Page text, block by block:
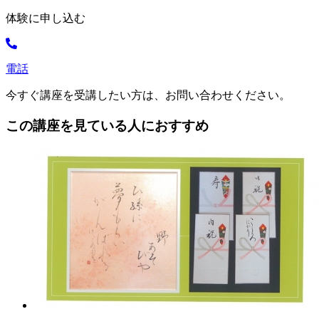
体験に申し込む
電話
今すぐ講座を受講したい方は、お問い合わせください。
この講座を見ている人におすすめ